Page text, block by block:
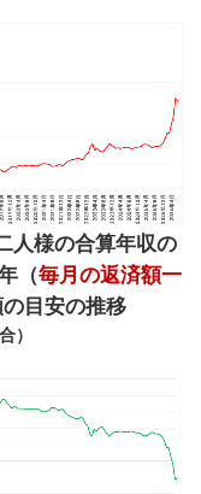
人様の合算年収の
（毎月の返済額一
目安の推移
）